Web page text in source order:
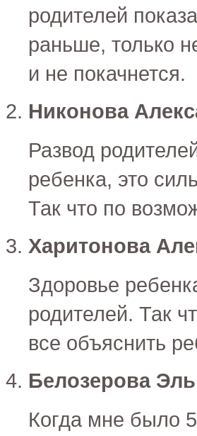
родителей
раньше, только
и не покачнется.
Никонова
Развод
ребенка, это
Так что по
Харитонова
Здоровье
родителей. Так
все объяснить
Белозерова
Когда мне было